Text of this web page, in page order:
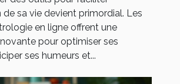
de sa vie devient primordial. Les
en ligne offrent une
pour optimiser ses
ses humeurs et...